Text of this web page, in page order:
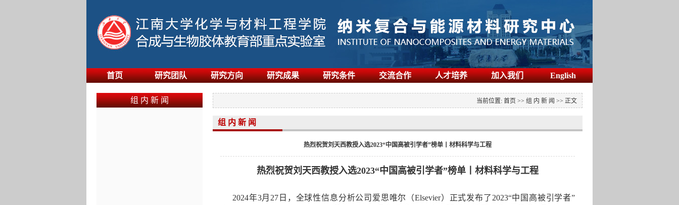
首页 研究团队 研究方向 研究成果 研究条件 交流合作 人才培养 加入我们 English
组 内 新 闻 当前位置: 首页 >> 组 内 新 闻 >> 正文
组 内 新 闻
热烈祝贺刘天西教授入选2023“中国高被引学者”榜单丨材料科学与工程
热烈祝贺刘天西教授入选2023“中国高被引学者”榜单丨材料科学与工程
2024年3月 27 日，全球性信息分析公司爱思唯尔（Elsevier）正式发布了 2023“中国高被引学者”